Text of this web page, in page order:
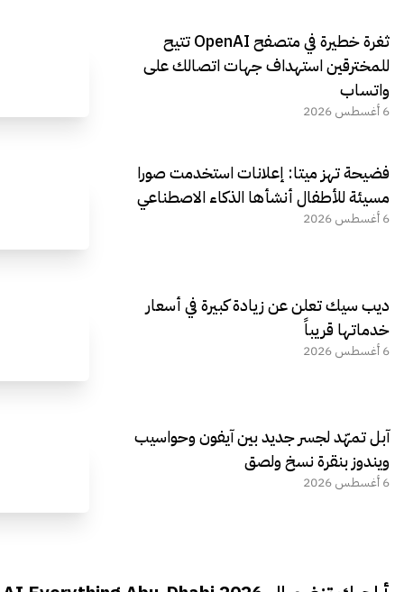
ثغرة خطيرة في متصفح OpenAI تتيح
للمخترقين استهداف جهات اتصالك على
واتساب
6 أغسطس 2026
فضيحة تهز ميتا: إعلانات استخدمت صورا
مسيئة للأطفال أنشأها الذكاء الاصطناعي
6 أغسطس 2026
ديب سيك تعلن عن زيادة كبيرة في أسعار
خدماتها قريباً
6 أغسطس 2026
آبل تمهّد لجسر جديد بين آيفون وحواسيب
ويندوز بنقرة نسخ ولصق
6 أغسطس 2026